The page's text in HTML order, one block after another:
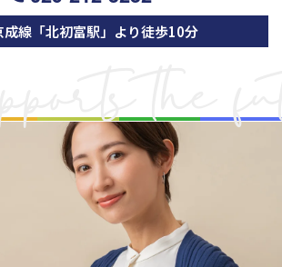
成線「北初富駅」より徒歩10分